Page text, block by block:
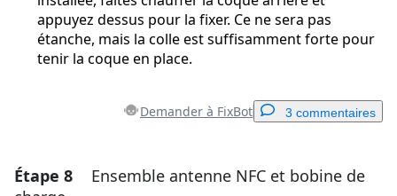
appuyez dessus pour la fixer. Ce ne sera pas
étanche, mais la colle est suffisamment forte pour
tenir la coque en place.
Demander à FixBot 3 commentaires
Ajouter un commentaire
Étape 8
Ensemble antenne NFC et bobine de